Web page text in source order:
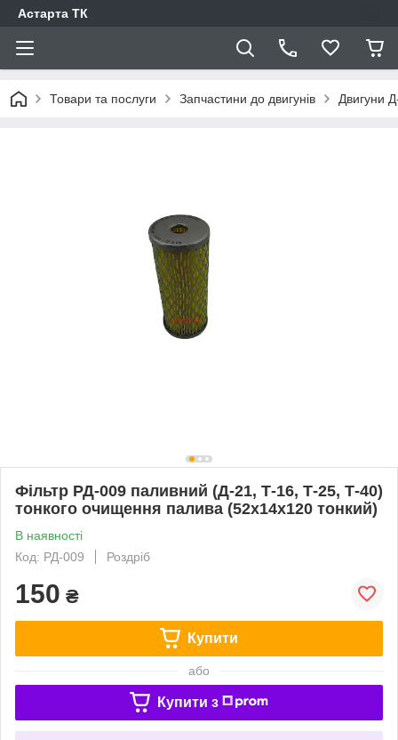
Астарта ТК
Товари та послуги Запчастини до двигунів Двигуни
Фільтр РД-009 паливний (Д-21, Т-16, Т-25, Т-40)
тонкого очищення палива (52х14х120 тонкий)
В наявності
Код: РД-009
Роздріб
150 ₴
Купити
або
Купити з